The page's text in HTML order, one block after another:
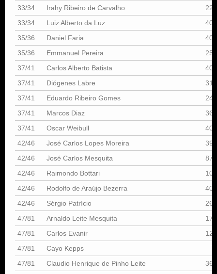
33/34
Irahy Ribeiro de Carvalho
33/34
Luiz Alberto da Luz
35/36
Daniel Faria
35/36
Emmanuel Pereira
25
37/41
Carlos Alberto Batista
37/41
Diógenes Labre
37/41
Eduardo Ribeiro Gomes
37/41
Marcos Diaz
37/41
Oscar Weibull
42/46
José Carlos Lopes Moreira
42/46
José Carlos Mesquita
87
42/46
Raimondo Bottari
42/46
Rodolfo de Araújo Bezerra
42/46
Sérgio Patrício
47/81
Arnaldo Leite Mesquita
47/81
Carlos Evanir
47/81
Cayo Kepps
47/81
Claudio Henrique de Pinho Leite